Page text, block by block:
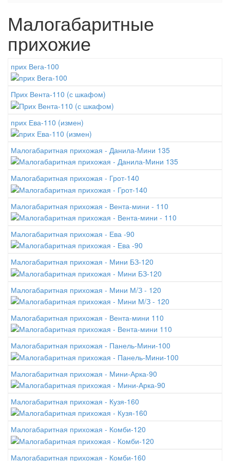
Малогабаритные
прихожие
прих Вега-100
Прих Вента-110 (с шкафом)
прих Ева-110 (измен)
Малогабаритная прихожая - Данила-Мини 135
Малогабаритная прихожая - Грот-140
Малогабаритная прихожая - Вента-мини - 110
Малогабаритная прихожая - Ева -90
Малогабаритная прихожая - Мини БЗ-120
Малогабаритная прихожая - Мини М/З - 120
Малогабаритная прихожая - Вента-мини 110
Малогабаритная прихожая - Панель-Мини-100
Малогабаритная прихожая - Мини-Арка-90
Малогабаритная прихожая - Кузя-160
Малогабаритная прихожая - Комби-120
Малогабаритная прихожая - Комби-160